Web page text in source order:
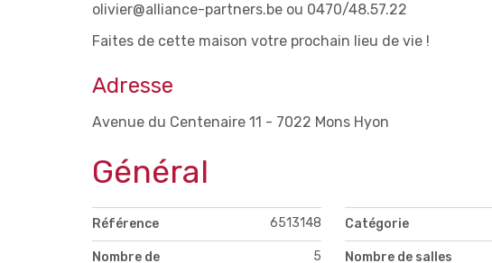
olivier@alliance-partners.be ou 0470/48.57.22
Faites de cette maison votre prochain lieu de vie !
Adresse
Avenue du Centenaire 11 - 7022 Mons Hyon
Général
Référence 6513148 Catégorie
Nombre de
5
Nombre de salles